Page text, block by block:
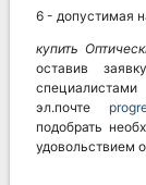
6 - допустимая
купить
оставив
эл.почте
подобрать
удовольствием